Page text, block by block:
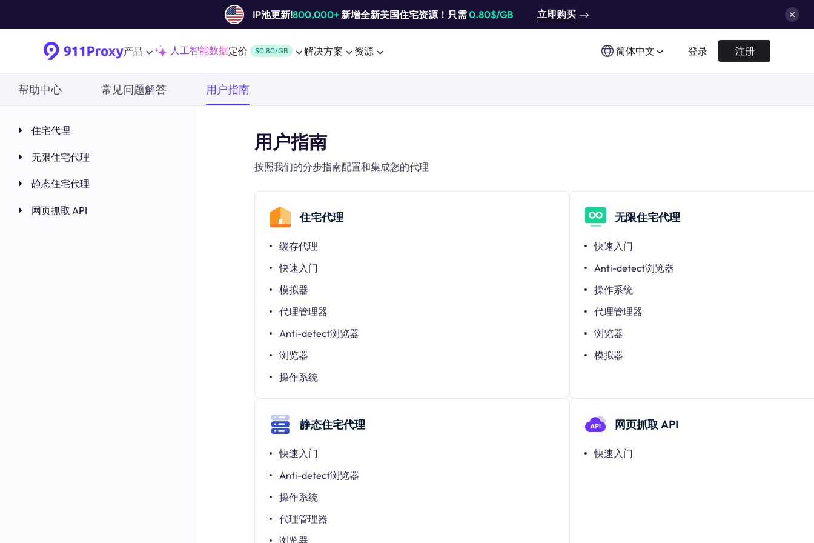
IP池更新!800,000+新增全新美国住宅资源！只需0.80$/GB 立即购买
产品 人工智能数据定价 $0.80/GB 解决方案 资源 简体中文 登录 注册
帮助中心 常见问题解答 用户指南
住宅代理
无限住宅代理
静态住宅代理
网页抓取 API
用户指南
按照我们的分步指南配置和集成您的代理
住宅代理
缓存代理
快速入门
模拟器
代理管理器
Anti-detect浏览器
浏览器
操作系统
无限住宅代理
快速入门
Anti-detect浏览器
操作系统
代理管理器
浏览器
模拟器
静态住宅代理
快速入门
Anti-detect浏览器
操作系统
代理管理器
浏览器
网页抓取 API
快速入门